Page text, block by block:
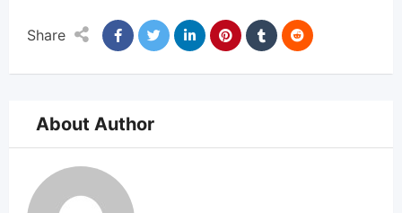
Share
About Author